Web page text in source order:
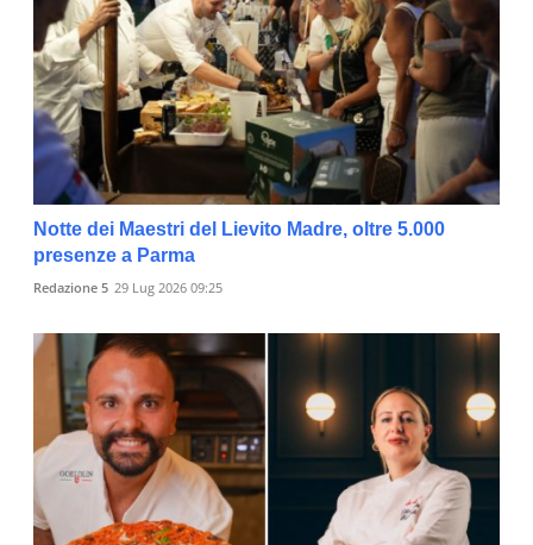
Notte dei Maestri del Lievito Madre, oltre 5.000
presenze a Parma
Redazione 5 29 Lug 2026 09:25